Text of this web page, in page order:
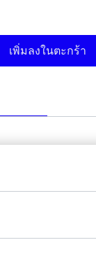
เพิ่มลงในตะกร้า